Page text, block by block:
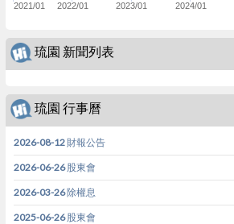
2021/01 2022/01 2023/01 2024/01
琉園 新聞列表
琉園 行事曆
2026-08-12 財報公告
2026-06-26 股東會
2026-03-26 除權息
2025-06-26 股東會